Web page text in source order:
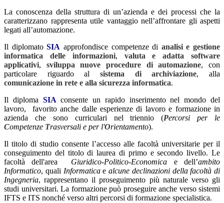
La conoscenza della struttura di un’azienda e dei processi che la
caratterizzano rappresenta utile vantaggio nell’affrontare gli aspetti
legati all’automazione.
Il diplomatoSIA approfondisce competenze di analisi e gestione
informatica delle informazioni, valuta e adatta software
applicativi, sviluppa nuove procedure di automazione, con
particolare riguardo al sistema di archiviazione, alla
comunicazione in rete e alla sicurezza informatica.
Il diploma SIA consente un rapido inserimento nel mondo del
lavoro, favorito anche dalle esperienze di lavoro e formazione in
azienda che sono curriculari nel triennio (Percorsi per le
Competenze Trasversali e per l'Orientamento).
Il titolo di studio consente l’accesso alle facoltà universitarie per il
conseguimento del titolo di laurea di primo e secondo livello. Le
facoltà dell'area Giuridico-Politico-Economica e dell’ambito
Informatico, quali Informaticae alcune declinazioni della facoltà di
Ingegneria, rappresentano il proseguimento più naturale verso gli
studi universitari. La formazione può proseguire anche verso sistemi
IFTS e ITS nonché verso altri percorsi di formazione specialistica.